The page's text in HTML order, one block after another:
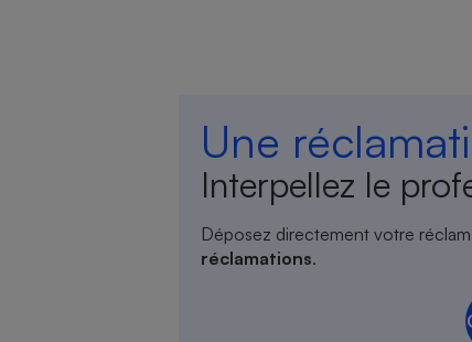
Une
Interpellez le
Déposez directement votre
réclamations.